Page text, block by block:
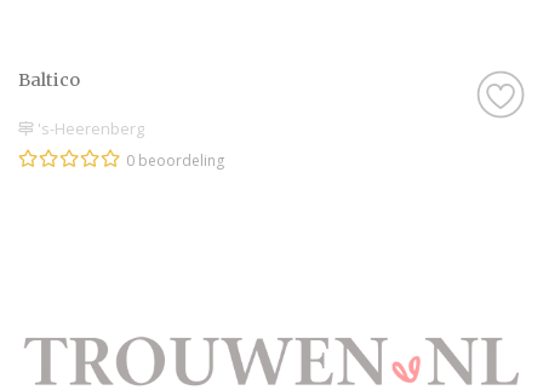
Baltico
's-Heerenberg
0 beoordeling